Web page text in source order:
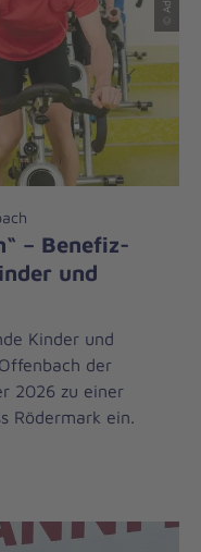
– Benefiz-
und
Kinder und
der
2026 zu einer
Rödermark ein.